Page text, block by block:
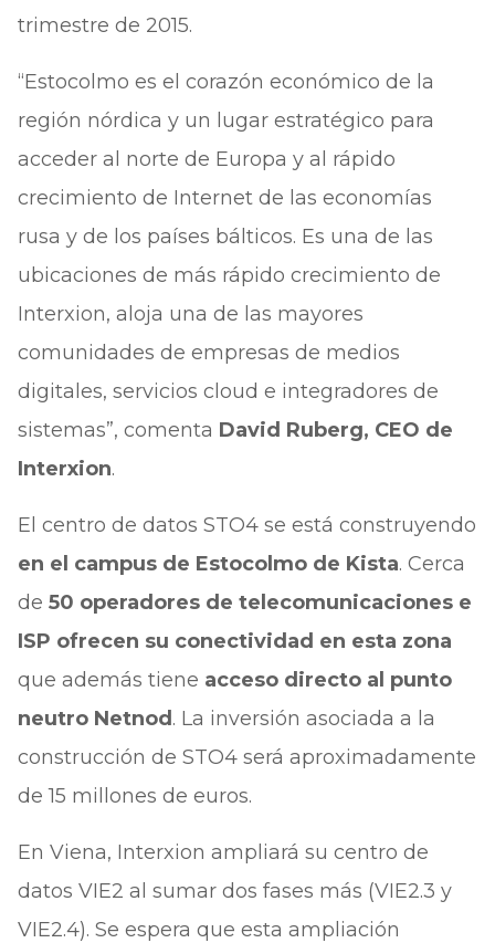
trimestre de 2015.
“Estocolmo es el corazón económico de la
región nórdica y un lugar estratégico para
acceder al norte de Europa y al rápido
crecimiento de Internet de las economías
rusa y de los países bálticos. Es una de las
ubicaciones de más rápido crecimiento de
Interxion, aloja una de las mayores
comunidades de empresas de medios
digitales, servicios cloud e integradores de
sistemas”, comenta David Ruberg, CEO de
Interxion.
El centro de datos STO4 se está construyendo
en el campus de Estocolmo de Kista. Cerca
de 50 operadores de telecomunicaciones e
ISP ofrecen su conectividad en esta zona
que además tiene acceso directo al punto
neutro Netnod . La inversión asociada a la
construcción de STO4 será aproximadamente
de 15 millones de euros.
En Viena, Interxion ampliará su centro de
datos VIE2 al sumar dos fases más (VIE2.3 y
VIE2.4). Se espera que esta ampliación